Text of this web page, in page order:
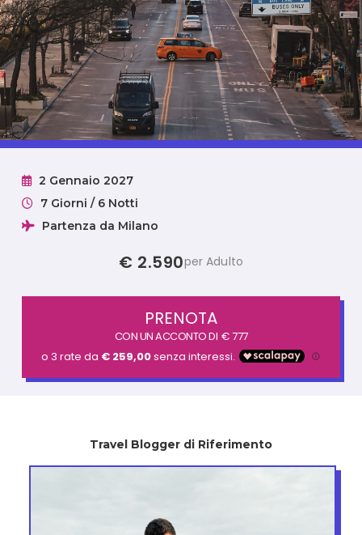
2 Gennaio 2027
7 Giorni / 6 Notti
Partenza da Milano
€ 2.590per Adulto
PRENOTA
CON UN ACCONTO DI € 777
Travel Blogger di Riferimento